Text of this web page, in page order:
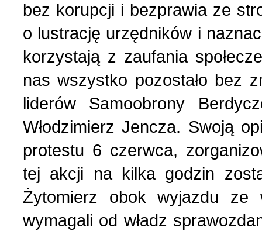
Losy rodzin polskich (3)
Mozaika na wsi (1)
Mozaika w PDF (47)
Nasza historia (24)
Nasze święta (15)
O tragicznie zmarłych
2 (153) 2023 r. (1)
1 (152) 2023 r. (9)
4 (151) 2022 r. (2)
3 (150) 2022 r. (1)
2 (149) 2022 r. (2)
1 (148) 2022 r. (5)
bez korupcji i bezprawia ze
o lustrację urzędników i
korzystają z zaufania
nas wszystko pozostało bez
liderów Samoobrony
Włodzimierz Jencza. Swoją
protestu 6 czerwca,
tej akcji na kilka godzin
Żytomierz obok wyjazdu ze
wymagali od władz